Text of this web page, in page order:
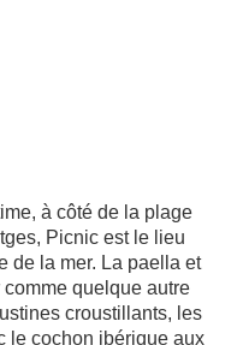
à côté de la plage
Picnic est le lieu
de la mer. La paella et
quelque autre
croustillants, les
le cochon ibérique aux